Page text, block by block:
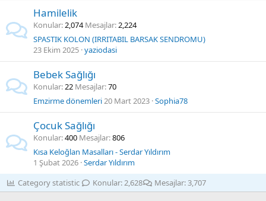
Hamilelik
Konular 2,074 Mesajlar 2,224
SPASTIK KOLON (IRRITABIL BARSAK SENDROMU)
23 Ekim 2025 yaziodasi
Bebek Sağlığı
Konular 22 Mesajlar 70
Emzirme dönemleri20 Mart 2023 Sophia78
Çocuk Sağlığı
Konular 400 Mesajlar 806
Kısa Keloğlan Masalları - Serdar Yıldırım
1 Şubat 2026 Serdar Yıldırım
Category statistic
Konular 2,628 Mesajlar 3,707